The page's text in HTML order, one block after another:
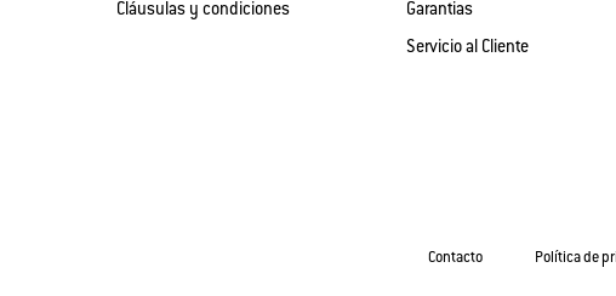
Cláusulas y condiciones
Garantias
Servicio al Cliente
Contacto Política de